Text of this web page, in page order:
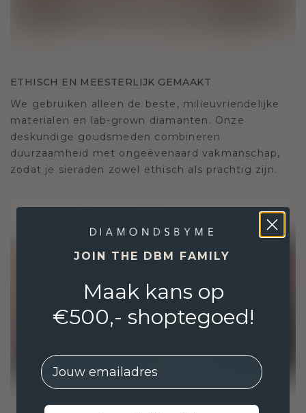
ETHISCH EN MEESTERLIJK GEMAAKT
We gebruiken alleen de beste, milieuvriendelijke
materialen en lab-grown diamanten. Onze
deskundige goudsmeden combineren
duurzaamheid met ongeëvenaard vakmanschap,
zodat je sieraden zowel ethisch als prachtig zijn.
JOIN THE DBM FAMILY
Maak kans op
€500,- shoptegoed!
EMail